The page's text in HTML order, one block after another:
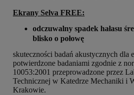
Ekrany Selva FREE:
odczuwalny spadek hałasu
blisko o połowę
skuteczności badań akustycznych dla
potwierdzone badaniami zgodnie z
10053:2001 przeprowadzone przez
Technicznej w Katedrze Mechaniki i
Krakowie.